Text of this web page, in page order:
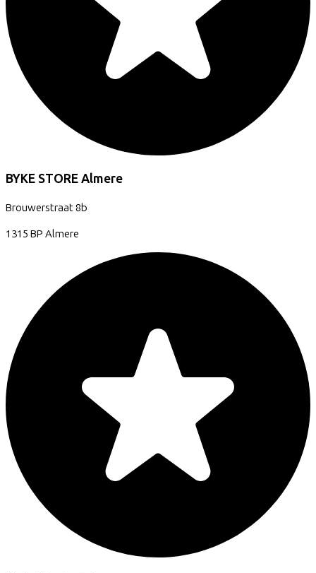
BYKE STORE Almere
Brouwerstraat8b
1315 BP Almere